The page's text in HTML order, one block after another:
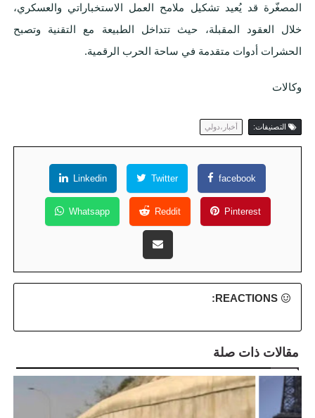
المصغّرة قد يُعيد تشكيل ملامح العمل الاستخباراتي والعسكري،
خلال العقود المقبلة، حيث تتداخل الطبيعة مع التقنية وتصبح
الحشرات أدوات متقدمة في ساحة الحرب الرقمية.
وكالات
التصنيفات: أخبار،دولي
facebook
Twitter
Linkedin
Pinterest
Reddit
Whatsapp
REACTIONS:
مقالات ذات صلة